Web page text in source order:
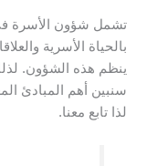
تشمل شؤون الأسرة في
بالحياة الأسرية
ينظم هذه الشؤون.
سنبين أهم المبادئ
لذا تابع معنا.